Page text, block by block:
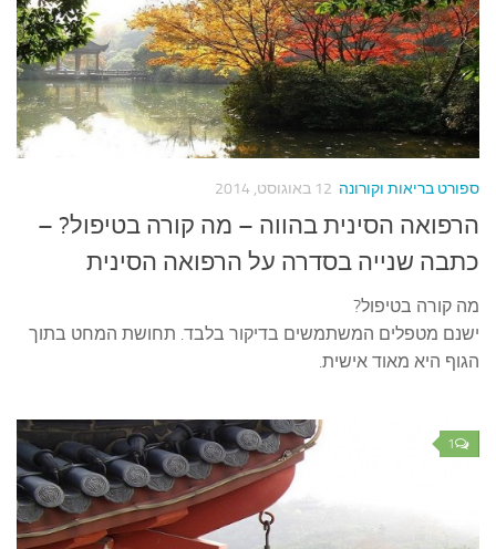
ספורט בריאות וקורונה 12 באוגוסט, 2014
הרפואה הסינית בהווה – מה קורה בטיפול? –
כתבה שנייה בסדרה על הרפואה הסינית
מה קורה בטיפול?
ישנם מטפלים המשתמשים בדיקור בלבד. תחושת המחט בתוך
הגוף היא מאוד אישית.
1